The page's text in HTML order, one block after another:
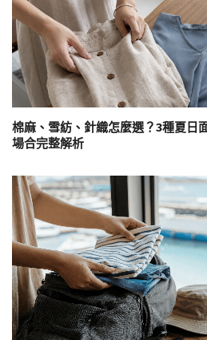
棉麻、雪紡、針織怎麼選？3種夏日
場合完整解析